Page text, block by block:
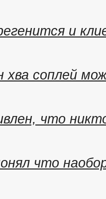
и
хва соплей
что
что